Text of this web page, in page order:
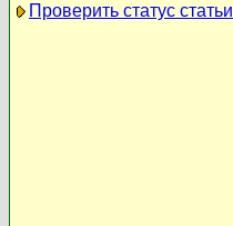
Проверить статус статьи